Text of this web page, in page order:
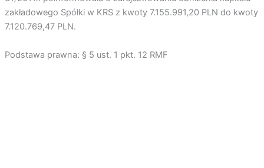
zakładowego Spółki w KRS z kwoty 7.155.991,20 PLN do kwoty
7.120.769,47 PLN.
Podstawa prawna: § 5 ust. 1 pkt. 12 RMF